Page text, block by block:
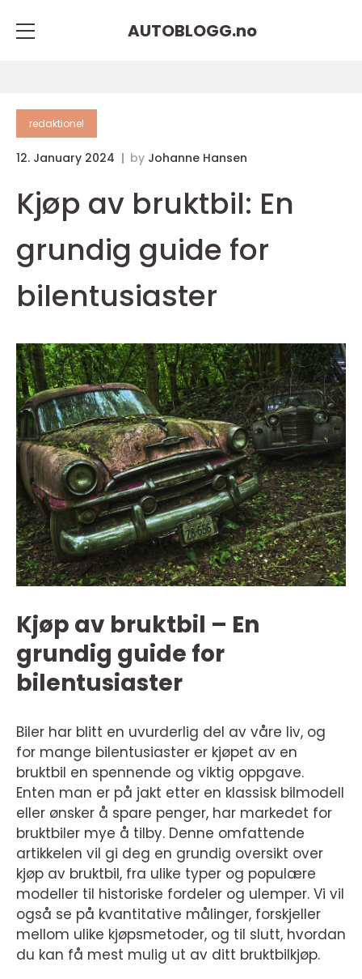
AUTOBLOGG.no
redaktionel
12. January 2024 by Johanne Hansen
Kjøp av bruktbil: En
grundig guide for
bilentusiaster
Kjøp av bruktbil – En
grundig guide for
bilentusiaster
Biler har blitt en uvurderlig del av våre liv, og
for mange bilentusiaster er kjøpet av en
bruktbil en spennende og viktig oppgave.
Enten man er på jakt etter en klassisk bilmodell
eller ønsker å spare penger, har markedet for
bruktbiler mye å tilby. Denne omfattende
artikkelen vil gi deg en grundig oversikt over
kjøp av bruktbil, fra ulike typer og populære
modeller til historiske fordeler og ulemper. Vi vil
også se på kvantitative målinger, forskjeller
mellom ulike kjøpsmetoder, og til slutt, hvordan
du kan få mest mulig ut av ditt bruktbilkjøp.